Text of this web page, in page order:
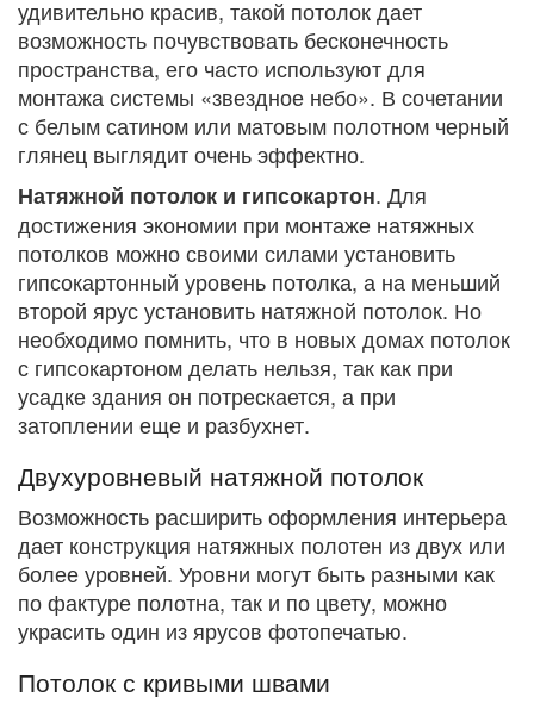
удивительно красив, такой потолок дает
возможность почувствовать бесконечность
пространства, его часто используют для
монтажа системы «звездное небо». В сочетании
с белым сатином или матовым полотном черный
глянец выглядит очень эффектно.
Натяжной потолок и гипсокартон. Для
достижения экономии при монтаже натяжных
потолков можно своими силами установить
гипсокартонный уровень потолка, а на меньший
второй ярус установить натяжной потолок. Но
необходимо помнить, что в новых домах потолок
с гипсокартоном делать нельзя, так как при
усадке здания он потрескается, а при
затоплении еще и разбухнет.
Двухуровневый натяжной потолок
Возможность расширить оформления интерьера
дает конструкция натяжных полотен из двух или
более уровней. Уровни могут быть разными как
по фактуре полотна, так и по цвету, можно
украсить один из ярусов фотопечатью.
Потолок с кривыми швами